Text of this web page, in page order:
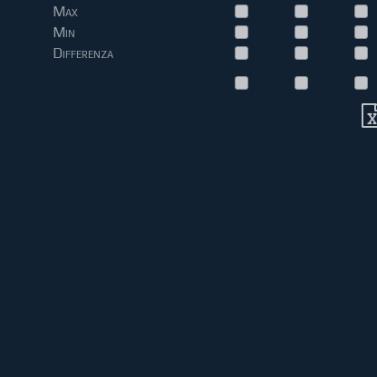
Max
Min
Differenza